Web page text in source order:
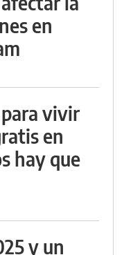
en
vivir
en
hay que
y un